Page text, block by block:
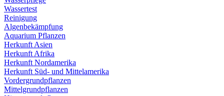
Wassertest
Reinigung
Algenbekämpfung
Aquarium Pflanzen
Herkunft Asien
Herkunft Afrika
Herkunft Nordamerika
Herkunft Süd- und Mittelamerika
Vordergrundpflanzen
Mittelgrundpflanzen